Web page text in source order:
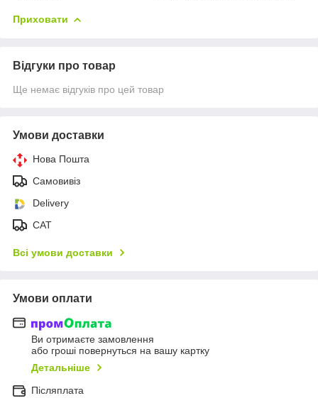
Приховати
Відгуки про товар
Ще немає відгуків про цей товар
Умови доставки
Нова Пошта
Самовивіз
Delivery
САТ
Всі умови доставки
Умови оплати
Ви отримаєте замовлення
або гроші повернуться на вашу картку
Детальніше
Післяплата